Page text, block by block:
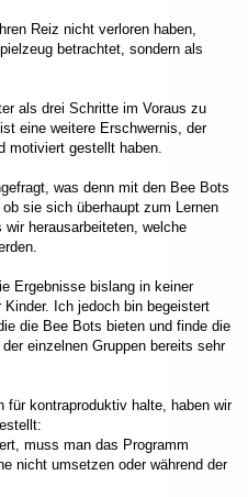
Reiz nicht verloren haben,
betrachtet, sondern als
als drei Schritte im Voraus zu
eine weitere Erschwernis, der
motiviert gestellt haben.
was denn mit den Bee Bots
sie sich überhaupt zum Lernen
herausarbeiteten, welche
Ergebnisse bislang in keiner
Ich jedoch bin begeistert
die Bee Bots bieten und finde die
einzelnen Gruppen bereits sehr
für kontraproduktiv halte, haben wir
muss man das Programm
nicht umsetzen oder während der